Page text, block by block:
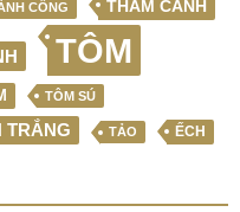
CÔNG THÂM CANH
TÔM
TÔM SÚ
TRẮNG TẢO ẾCH